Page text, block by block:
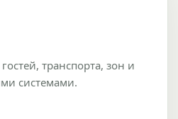
транспорта, зон и
системами.